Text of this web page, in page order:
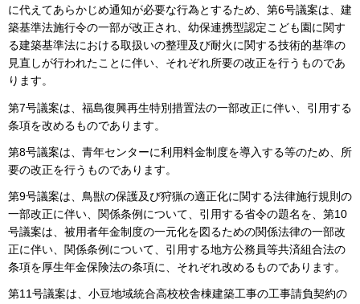
に代えてあらかじめ通知が必要な行為とするため、第6号議案は、建
築基準法施行令の一部が改正され、幼保連携型認定こども園に関す
る建築基準法における取扱いの整理及び耐火に関する技術的基準の
見直しが行われたことに伴い、それぞれ所要の改正を行うものであ
ります。
第7号議案は、福島復興再生特別措置法の一部改正に伴い、引用する
条項を改めるものであります。
第8号議案は、青年センターに利用料金制度を導入する等のため、所
要の改正を行うものであります。
第9号議案は、鳥獣の保護及び狩猟の適正化に関する法律施行規則の
一部改正に伴い、関係条例について、引用する省令の題名を、第10
号議案は、被用者年金制度の一元化を図るための関係法律の一部改
正に伴い、関係条例について、引用する地方公務員等共済組合法の
条項を厚生年金保険法の条項に、それぞれ改めるものであります。
第11号議案は、小豆地域統合高校校舎棟建築工事の工事請負契約の